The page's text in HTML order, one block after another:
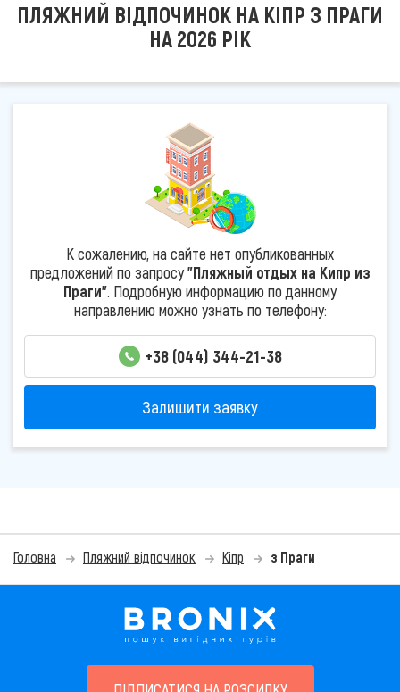
ПЛЯЖНИЙ ВІДПОЧИНОК НА КІПР З ПРАГИ
НА 2026 РІК
К сожалению, на сайте нет опубликованных
предложений по запросу"Пляжный отдых на Кипр из
Праги". Подробную информацию по данному
направлению можно узнать по телефону:
+38 (044) 344-21-38
Залишити заявку
Головна Пляжний відпочинок Кіпр з Праги